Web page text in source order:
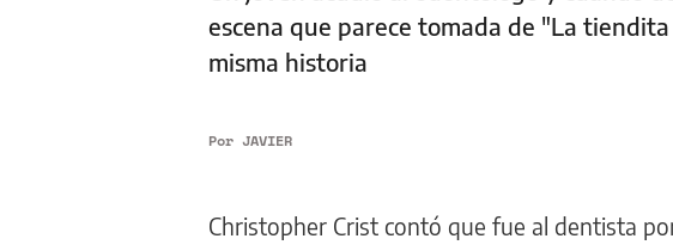
escena que parece tomada de "La
misma historia
Por JAVIER
Christopher Crist contó que fue al dentista